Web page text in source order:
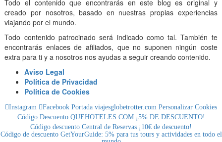
Todo el contenido que encontrarás en este blog es original y
creado por nosotros, basado en nuestras propias experiencias
viajando por el mundo.
Todo contenido patrocinado será indicado como tal. También te
encontrarás enlaces de afiliados, que no suponen ningún coste
extra para ti y a nosotros nos ayudas a seguir creando contenido.
Aviso Legal
Política de Privacidad
Política de Cookies
Instagram Facebook Portada viajesglobetrotter.com Personalizar Cookies
Código Descuento QUEHOTELES.COM ¡5% DE DESCUENTO!
Código descuento Central de Reservas ¡10€ de descuento!
Código de descuento GetYourGuide: 5% para tus tours y actividades en todo el